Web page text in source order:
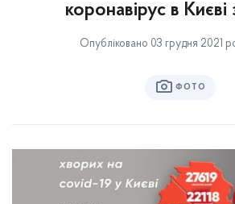
коронавірус в
Опубліковано 03 грудня 2021
ФОТО